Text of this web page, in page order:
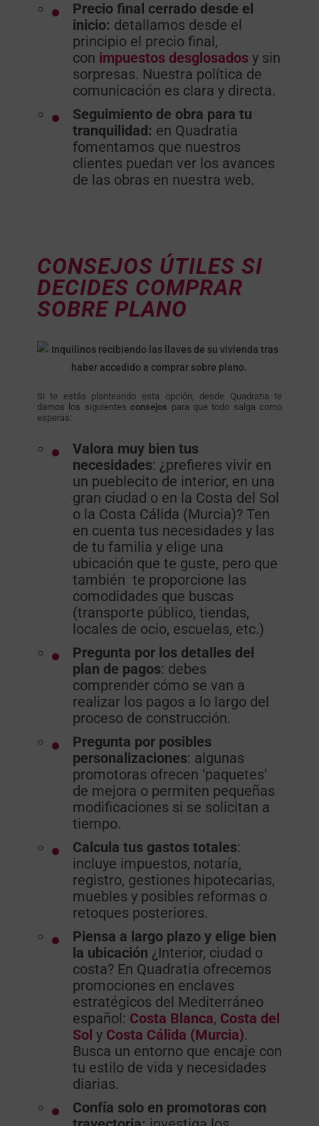
Precio final cerrado desde el
inicio: detallamos desde el
principio el precio final,
con impuestos desglosados y sin
sorpresas. Nuestra política de
comunicación es clara y directa.
Seguimiento de obra para tu
tranquilidad: en Quadratia
fomentamos que nuestros
clientes puedan ver los avances
de las obras en nuestra web.
CONSEJOS ÚTILES SI
DECIDES COMPRAR
SOBRE PLANO
Si te estás planteando esta opción, desde Quadratia te
damos los siguientesconsejos para que todo salga como
esperas:
Valora muy bien tus
necesidades: ¿prefieres vivir en
un pueblecito de interior, en una
gran ciudad o en la Costa del Sol
o la Costa Cálida (Murcia)? Ten
en cuenta tus necesidades y las
de tu familia y elige una
ubicación que te guste, pero que
también te proporcione las
comodidades que buscas
(transporte público, tiendas,
locales de ocio, escuelas, etc.)
Pregunta por los detalles del
plan de pagos: debes
comprender cómo se van a
realizar los pagos a lo largo del
proceso de construcción.
Pregunta por posibles
personalizaciones: algunas
promotoras ofrecen ‘paquetes’
de mejora o permiten pequeñas
modificaciones si se solicitan a
tiempo.
Calcula tus gastos totales:
incluye impuestos, notaría,
registro, gestiones hipotecarias,
muebles y posibles reformas o
retoques posteriores.
Piensa a largo plazo y elige bien
la ubicación ¿Interior, ciudad o
costa? En Quadratia ofrecemos
promociones en enclaves
estratégicos del Mediterráneo
español: Costa Blanca, Costa del
Sol y Costa Cálida (Murcia).
Busca un entorno que encaje con
tu estilo de vida y necesidades
diarias.
Confía solo en promotoras con